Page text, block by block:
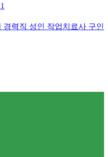
력직 성인 작업치료사 구인